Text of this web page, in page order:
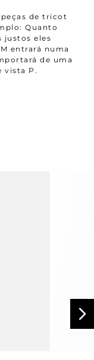
de tricot
Quanto
justos eles
entrará numa
de uma
vista P.